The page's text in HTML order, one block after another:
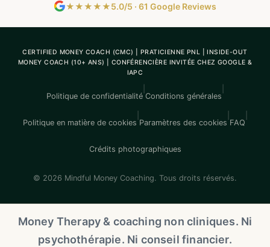
★★★★★5.0/5 · 61 Google Reviews
CERTIFIED MONEY COACH (CMC) | PRATICIENNE PNL | INSIDE-OUT
MONEY COACH (10+ ANS) | CONFÉRENCIÈRE INVITÉE CHEZ GOOGLE &
IAPC
Politique de confidentialité Conditions générales
Politique en matière de cookies Paramètres des cookies FAQ
Crédits photographiques
© 2026 Mindful Money Coaching. Tous droits réservés.
Money Therapy & coaching non cliniques. Ni
psychothérapie. Ni conseil financier.